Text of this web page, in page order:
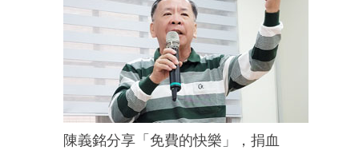
陳義銘分享「免費的快樂」，捐血